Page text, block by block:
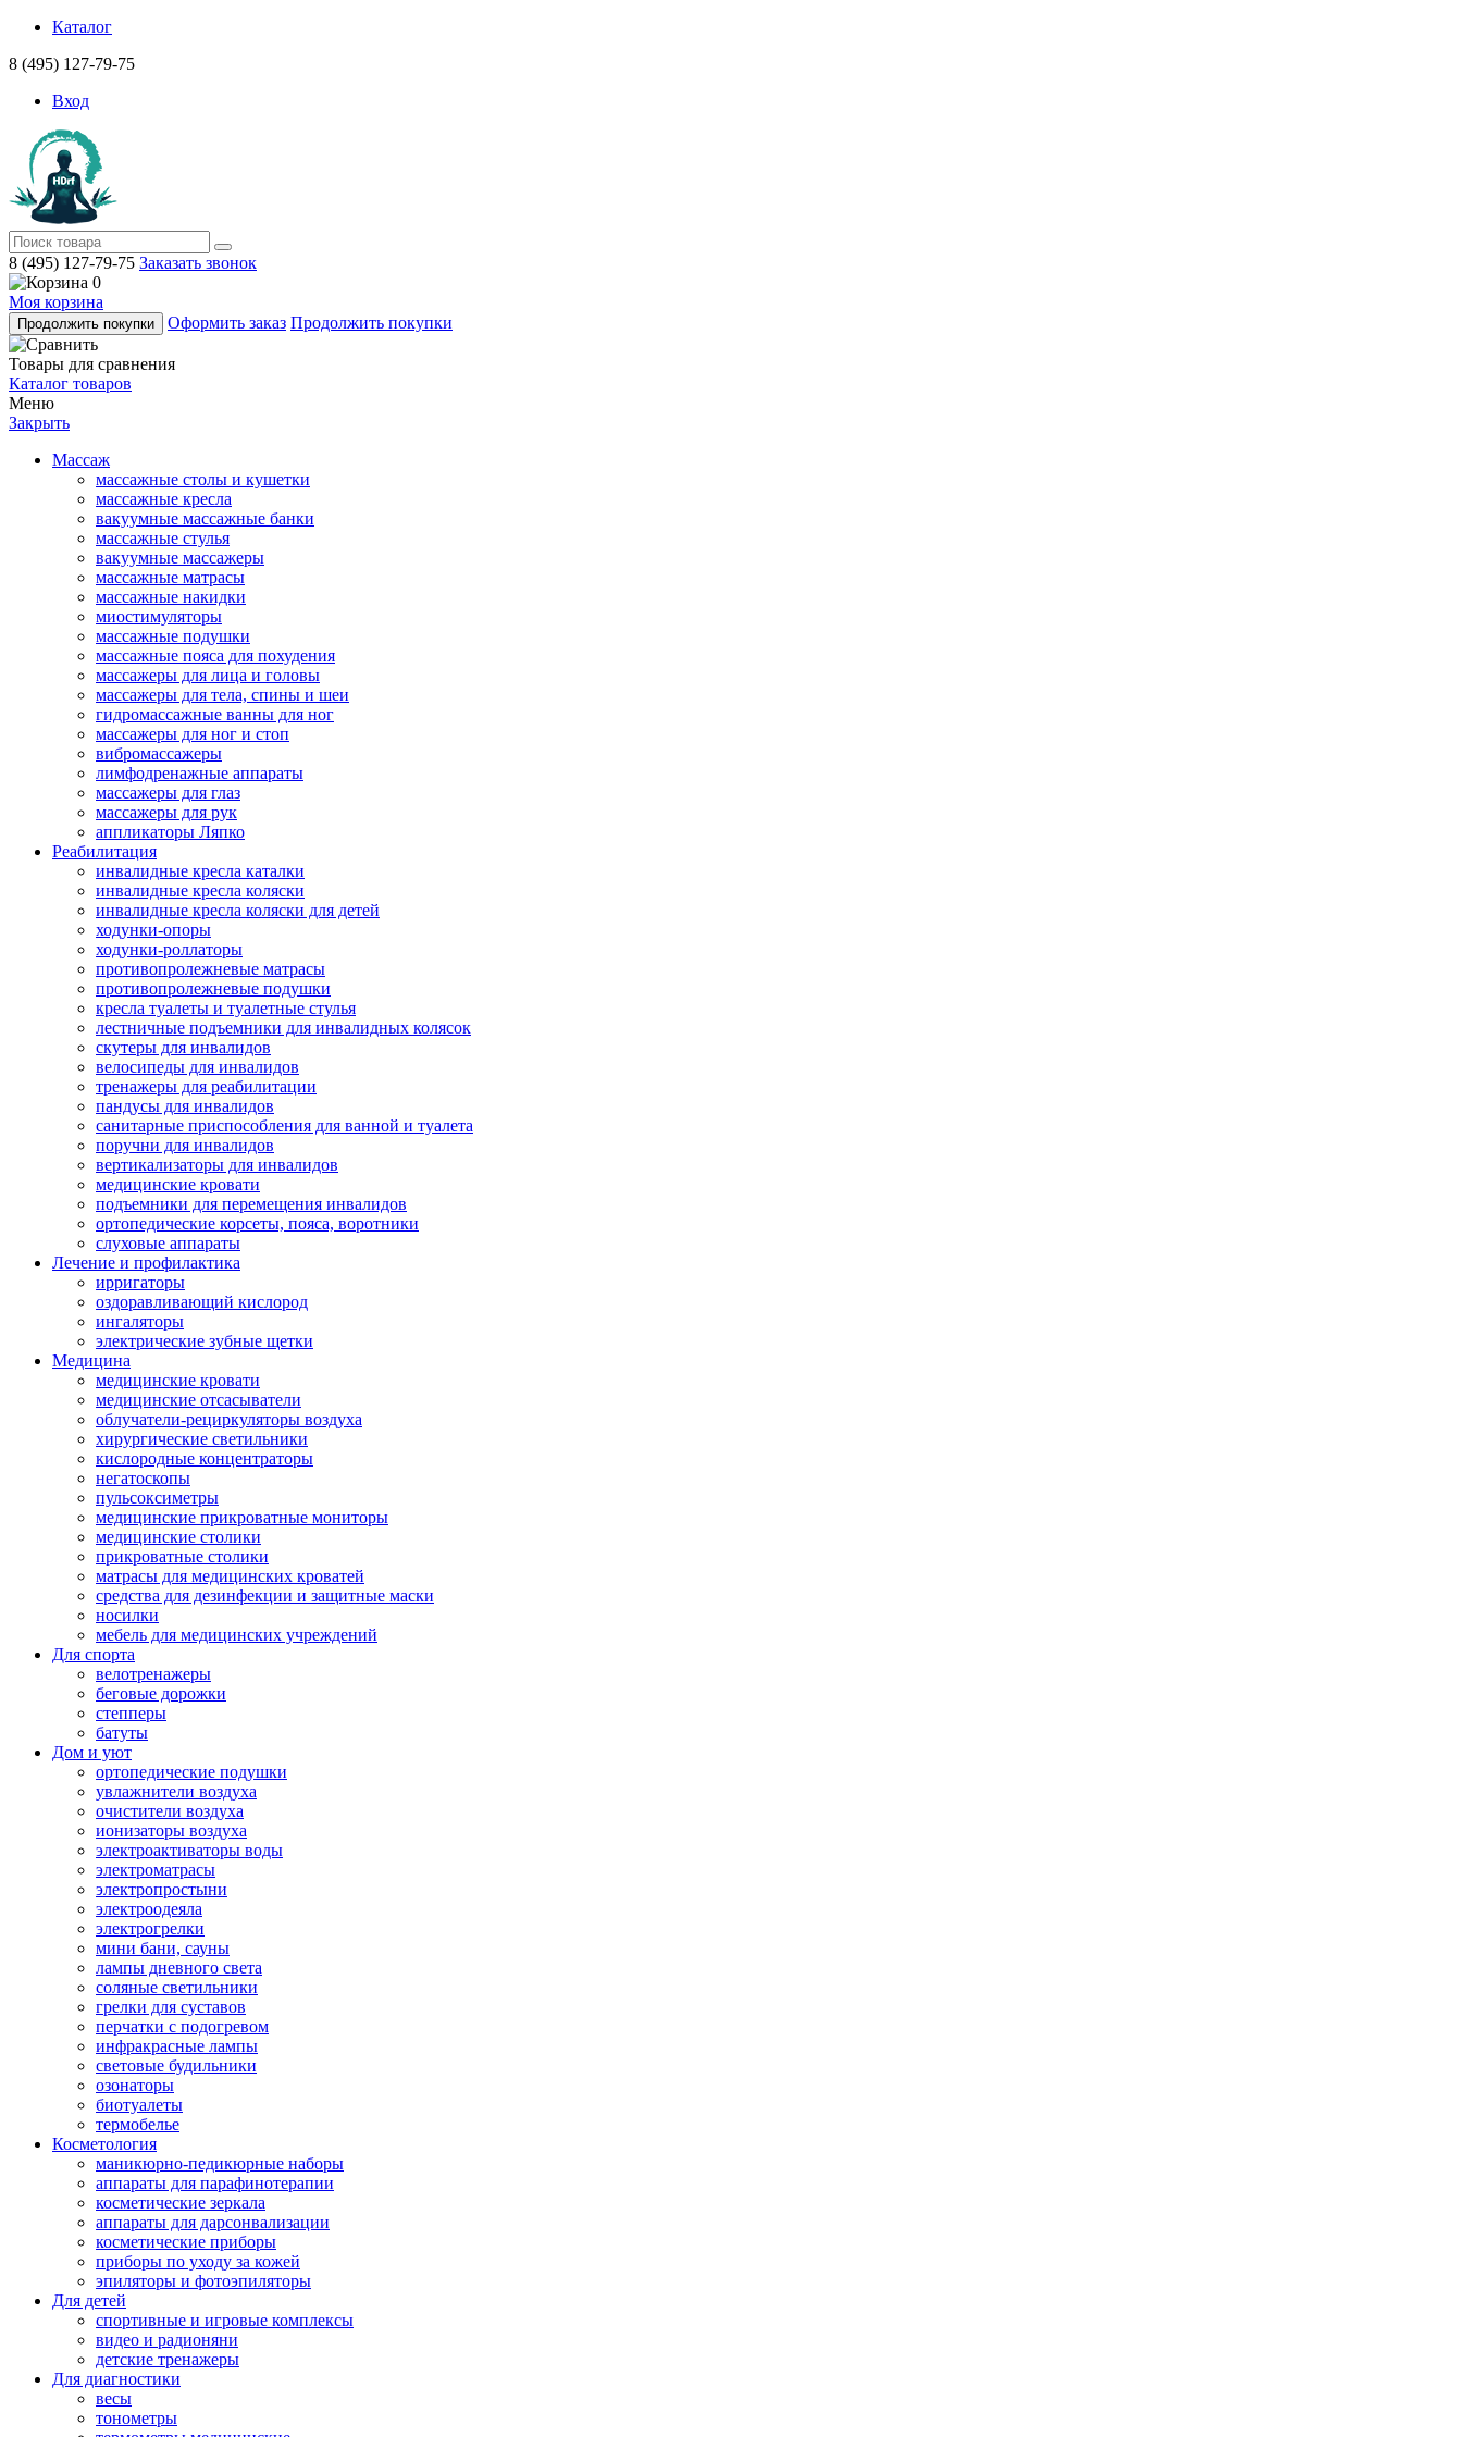
Каталог
8 (495) 127-79-75
Вход
8 (495) 127-79-75 Заказать звонок
0
Моя корзина
Продолжить покупки Оформить заказ Продолжить покупки
Товары для сравнения
Каталог товаров
Меню
Закрыть
Массаж
массажные столы и кушетки
массажные кресла
вакуумные массажные банки
массажные стулья
вакуумные массажеры
массажные матрасы
массажные накидки
миостимуляторы
массажные подушки
массажные пояса для похудения
массажеры для лица и головы
массажеры для тела, спины и шеи
гидромассажные ванны для ног
массажеры для ног и стоп
вибромассажеры
лимфодренажные аппараты
массажеры для глаз
массажеры для рук
аппликаторы Ляпко
Реабилитация
инвалидные кресла каталки
инвалидные кресла коляски
инвалидные кресла коляски для детей
ходунки-опоры
ходунки-роллаторы
противопролежневые матрасы
противопролежневые подушки
кресла туалеты и туалетные стулья
лестничные подъемники для инвалидных колясок
скутеры для инвалидов
велосипеды для инвалидов
тренажеры для реабилитации
пандусы для инвалидов
санитарные приспособления для ванной и туалета
поручни для инвалидов
вертикализаторы для инвалидов
медицинские кровати
подъемники для перемещения инвалидов
ортопедические корсеты, пояса, воротники
слуховые аппараты
Лечение и профилактика
ирригаторы
оздоравливающий кислород
ингаляторы
электрические зубные щетки
Медицина
медицинские кровати
медицинские отсасыватели
облучатели-рециркуляторы воздуха
хирургические светильники
кислородные концентраторы
негатоскопы
пульсоксиметры
медицинские прикроватные мониторы
медицинские столики
прикроватные столики
матрасы для медицинских кроватей
средства для дезинфекции и защитные маски
носилки
мебель для медицинских учреждений
Для спорта
велотренажеры
беговые дорожки
степперы
батуты
Дом и уют
ортопедические подушки
увлажнители воздуха
очистители воздуха
ионизаторы воздуха
электроактиваторы воды
электроматрасы
электропростыни
электроодеяла
электрогрелки
мини бани, сауны
лампы дневного света
соляные светильники
грелки для суставов
перчатки с подогревом
инфракрасные лампы
световые будильники
озонаторы
биотуалеты
термобелье
Косметология
маникюрно-педикюрные наборы
аппараты для парафинотерапии
косметические зеркала
аппараты для дарсонвализации
косметические приборы
приборы по уходу за кожей
эпиляторы и фотоэпиляторы
Для детей
спортивные и игровые комплексы
видео и радионяни
детские тренажеры
Для диагностики
весы
тонометры